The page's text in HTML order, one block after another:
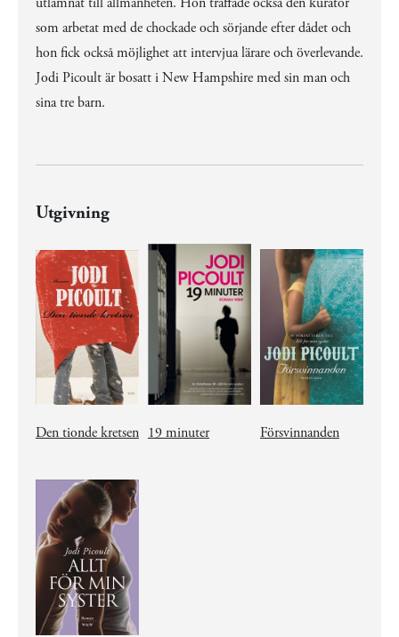
som arbetat med de chockade och sörjande efter dådet och
hon fick också möjlighet att intervjua lärare och överlevande.
Jodi Picoult är bosatt i New Hampshire med sin man och
sina tre barn.
Utgivning
Den tionde kretsen 19 minuter Försvinnanden